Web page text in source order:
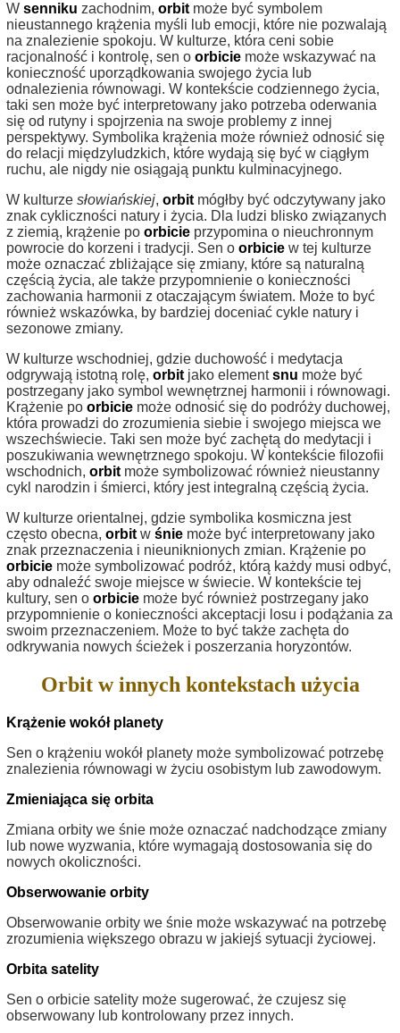
W senniku zachodnim, orbit może być symbolem
nieustannego krążenia myśli lub emocji, które nie pozwalają
na znalezienie spokoju. W kulturze, która ceni sobie
racjonalność i kontrolę, sen o orbicie może wskazywać na
konieczność uporządkowania swojego życia lub
odnalezienia równowagi. W kontekście codziennego życia,
taki sen może być interpretowany jako potrzeba oderwania
się od rutyny i spojrzenia na swoje problemy z innej
perspektywy. Symbolika krążenia może również odnosić się
do relacji międzyludzkich, które wydają się być w ciągłym
ruchu, ale nigdy nie osiągają punktu kulminacyjnego.
W kulturze słowiańskiej, orbit mógłby być odczytywany jako
znak cykliczności natury i życia. Dla ludzi blisko związanych
z ziemią, krążenie po orbicie przypomina o nieuchronnym
powrocie do korzeni i tradycji. Sen o orbicie w tej kulturze
może oznaczać zbliżające się zmiany, które są naturalną
częścią życia, ale także przypomnienie o konieczności
zachowania harmonii z otaczającym światem. Może to być
również wskazówka, by bardziej doceniać cykle natury i
sezonowe zmiany.
W kulturze wschodniej, gdzie duchowość i medytacja
odgrywają istotną rolę, orbit jako elementsnu może być
postrzegany jako symbol wewnętrznej harmonii i równowagi.
Krążenie po orbicie może odnosić się do podróży duchowej,
która prowadzi do zrozumienia siebie i swojego miejsca we
wszechświecie. Taki sen może być zachętą do medytacji i
poszukiwania wewnętrznego spokoju. W kontekście filozofii
wschodnich, orbit może symbolizować również nieustanny
cykl narodzin i śmierci, który jest integralną częścią życia.
W kulturze orientalnej, gdzie symbolika kosmiczna jest
często obecna, orbit w śnie może być interpretowany jako
znak przeznaczenia i nieuniknionych zmian. Krążenie po
orbicie może symbolizować podróż, którą każdy musi odbyć,
aby odnaleźć swoje miejsce w świecie. W kontekście tej
kultury, sen o orbicie może być również postrzegany jako
przypomnienie o konieczności akceptacji losu i podążania za
swoim przeznaczeniem. Może to być także zachęta do
odkrywania nowych ścieżek i poszerzania horyzontów.
Orbit w innych kontekstach użycia
Krążenie wokół planety
Sen o krążeniu wokół planety może symbolizować potrzebę
znalezienia równowagi w życiu osobistym lub zawodowym.
Zmieniająca się orbita
Zmiana orbity we śnie może oznaczać nadchodzące zmiany
lub nowe wyzwania, które wymagają dostosowania się do
nowych okoliczności.
Obserwowanie orbity
Obserwowanie orbity we śnie może wskazywać na potrzebę
zrozumienia większego obrazu w jakiejś sytuacji życiowej.
Orbita satelity
Sen o orbicie satelity może sugerować, że czujesz się
obserwowany lub kontrolowany przez innych.